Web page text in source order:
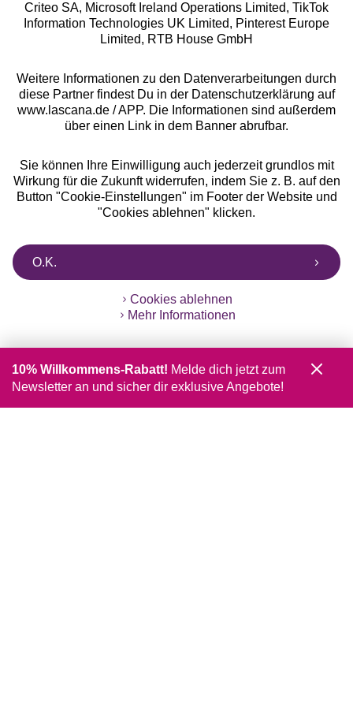
Alle Preise inkl. MwSt., zzgl.
Versandkosten
** Bonität vorausgesetzt, berechtigt zur Bonitätsprüfung
Criteo SA, Microsoft Ireland Operations Limited, TikTok
Information Technologies UK Limited, Pinterest Europe
Limited, RTB House GmbH
Weitere Informationen zu den Datenverarbeitungen durch
diese Partner findest Du in der Datenschutzerklärung auf
www.lascana.de / APP. Die Informationen sind außerdem
über einen Link in dem Banner abrufbar.
Sie können Ihre Einwilligung auch jederzeit grundlos mit
Wirkung für die Zukunft widerrufen, indem Sie z. B. auf den
Button "Cookie-Einstellungen" im Footer der Website und
"Cookies ablehnen" klicken.
O.K.
Cookies ablehnen
Mehr Informationen
10% Willkommens-Rabatt! Melde dich jetzt zum
Newsletter an und sicher dir exklusive Angebote!